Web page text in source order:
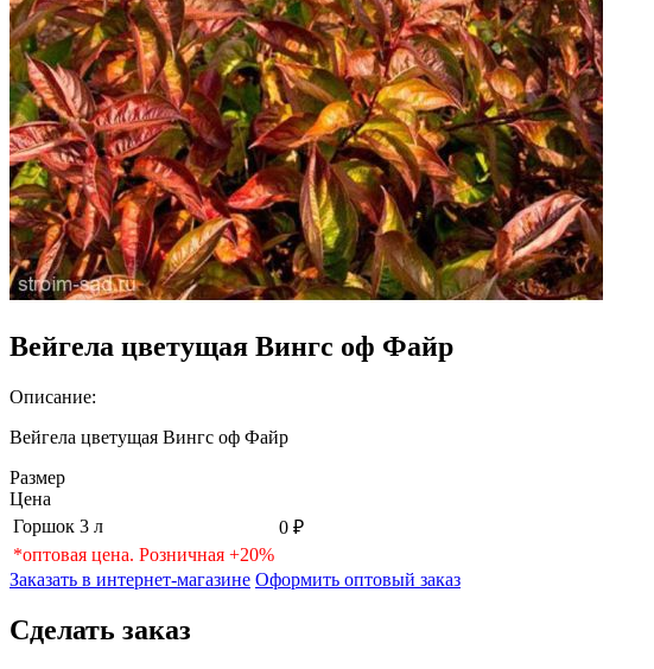
Вейгела цветущая Вингс оф Файр
Описание:
Вейгела цветущая Вингс оф Файр
Размер
Цена
Горшок 3 л
0 ₽
*оптовая цена. Розничная +20%
Заказать в интернет-магазине Оформить оптовый заказ
Сделать заказ